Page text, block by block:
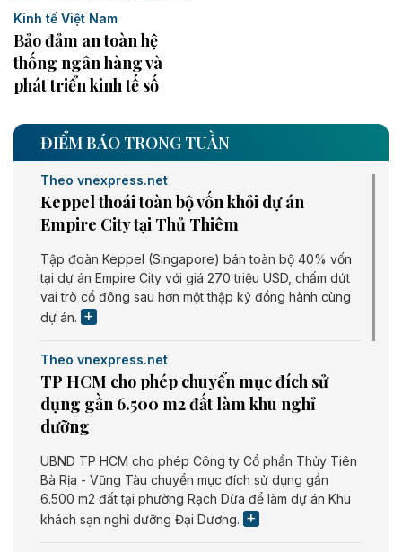
Kinh tế Việt Nam
Bảo đảm an toàn hệ
thống ngân hàng và
phát triển kinh tế số
ĐIỂM BÁO TRONG TUẦN
Theo vnexpress.net
Keppel thoái toàn bộ vốn khỏi dự án
Empire City tại Thủ Thiêm
Tập đoàn Keppel (Singapore) bán toàn bộ 40% vốn
tại dự án Empire City với giá 270 triệu USD, chấm dứt
vai trò cổ đông sau hơn một thập kỷ đồng hành cùng
dự án.
Theo vnexpress.net
TP HCM cho phép chuyển mục đích sử
dụng gần 6.500 m2 đất làm khu nghỉ
dưỡng
UBND TP HCM cho phép Công ty Cổ phần Thủy Tiên
Bà Rịa - Vũng Tàu chuyển mục đích sử dụng gần
6.500 m2 đất tại phường Rạch Dừa để làm dự án Khu
khách sạn nghỉ dưỡng Đại Dương.